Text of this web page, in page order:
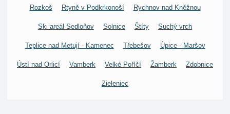
Rozkoš Rtyně v Podkrkonoší Rychnov nad Kněžnou
Ski areál Sedloňov Solnice Štíty Suchý vrch
Teplice nad Metují - Kamenec Třebešov Úpice - Maršov
Ústí nad Orlicí Vamberk Velké Poříčí Žamberk Zdobnice
Zieleniec